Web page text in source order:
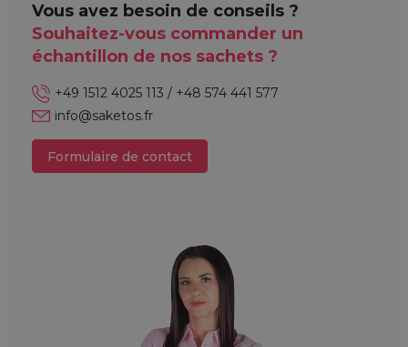
Vous avez besoin de conseils ?
Souhaitez-vous commander un
échantillon de nos sachets ?
+49 1512 4025 113 / +48 574 441 577
info@saketos.fr
Formulaire de contact